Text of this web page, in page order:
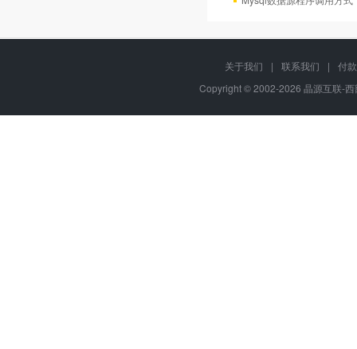
关于我们 | 联系我们 |
付
Copyright © 2002-2026 晶源互联-